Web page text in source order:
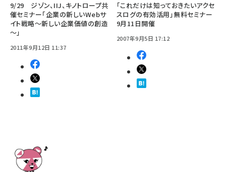
9/29 ジゾン、IIJ、キノトロープ共
催セミナー「企業の新しいWebサ
イト戦略～新しい企業価値の創造
～」
2011年9月12日 11:37
「これだけは知っておきたいアクセ
スログの有効活用」無料セミナー
9月11日開催
2007年9月5日 17:12